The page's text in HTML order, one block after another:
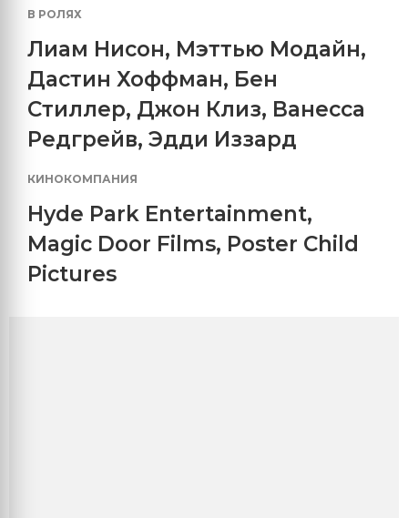
В РОЛЯХ
Лиам Нисон, Мэттью Модайн,
Дастин Хоффман, Бен
Стиллер, Джон Клиз, Ванесса
Редгрейв, Эдди Иззард
КИНОКОМПАНИЯ
Hyde Park Entertainment,
Magic Door Films, Poster Child
Pictures